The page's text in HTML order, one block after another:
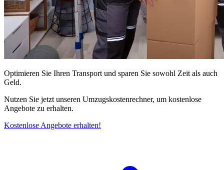
Optimieren Sie Ihren Transport und sparen Sie sowohl Zeit als auch
Geld.
Nutzen Sie jetzt unseren Umzugskostenrechner, um kostenlose
Angebote zu erhalten.
Kostenlose Angebote erhalten!